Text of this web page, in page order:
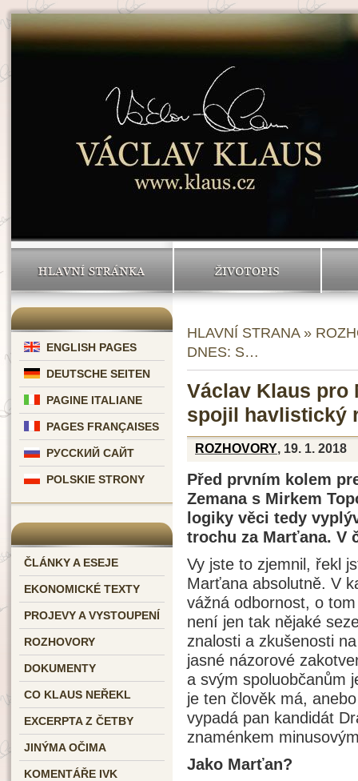
HLAVNÍ STRÁNKA ŽIVOTOPIS
ENGLISH PAGES
DEUTSCHE SEITEN
PAGINE ITALIANE
PAGES FRANÇAISES
РУССКИЙ САЙТ
POLSKIE STRONY
ČLÁNKY A ESEJE
EKONOMICKÉ TEXTY
PROJEVY A VYSTOUPENÍ
ROZHOVORY
DOKUMENTY
CO KLAUS NEŘEKL
EXCERPTA Z ČETBY
JINÝMA OČIMA
KOMENTÁŘE IVK
HLAVNÍ STRANA»
DNES: S…
Václav Klaus pro
spojil havlistický
ROZHOVORY, 19. 1. 2018
Před prvním kolem
Zemana s Mirkem
logiky věci tedy
trochu za Marťana. V
Vy jste to zjemnil, řekl
Marťana absolutně. V
vážná odbornost, o
není jen tak nějaké
znalosti a zkušenosti
jasné názorové
a svým spoluobčanům
je ten člověk má,
vypadá pan kandidát
znaménkem
Jako Marťan?